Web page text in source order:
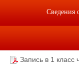
гражданства
Запись в 1 класс
Сведения